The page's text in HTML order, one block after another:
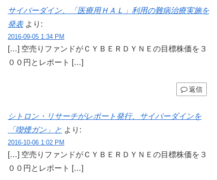
サイバーダイン、「医療用ＨＡＬ」利用の難病治療実施を
発表 より:
2016-09-05 1:34 PM
[…] 空売りファンドがＣＹＢＥＲＤＹＮＥの目標株価を３
００円とレポート […]
返信
シトロン・リサーチがレポート発行、サイバーダインを
「喫煙ガン」と より:
2016-10-06 1:02 PM
[…] 空売りファンドがＣＹＢＥＲＤＹＮＥの目標株価を３
００円とレポート […]